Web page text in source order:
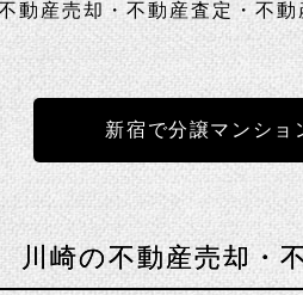
動産売却・不動産査定・不
新宿で分譲マンショ
川崎の不動産売却・